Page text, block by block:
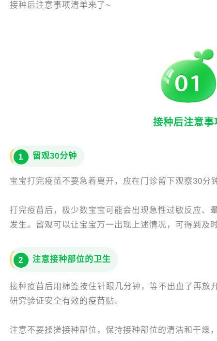
接种后注意事项清单来了~
接种后注意事
1 留观30分钟
宝宝打完疫苗不要急着离开，应在门诊留下观察30分
打完疫苗后，极少数宝宝可能会出现急性过敏反应、
发生。留观可以让宝宝万一出现上述情况，可得到及
2 注意接种部位的卫生
接种疫苗后用棉签按住针眼几分钟，等不出血了再放
研究验证安全有效的疫苗贴。
注意不要揉搓接种部位，保持接种部位的清洁和干燥